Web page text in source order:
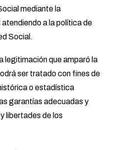
mediante la
a la política de
Social.
legitimación que amparó la
ser tratado con fines de
o estadística
garantías adecuadas y
libertades de los